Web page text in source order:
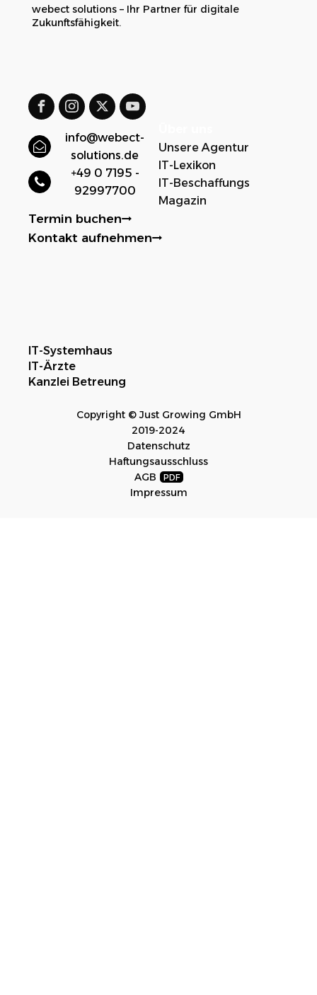
webect solutions – Ihr Partner für digitale
Zukunftsfähigkeit.
info@webect-
solutions.de
+49 0 7195 -
92997700
Unsere Agentur
IT-Lexikon
IT-Beschaffungs
Magazin
Termin buchen
Kontakt aufnehmen
IT-Systemhaus
IT-Ärzte
Kanzlei Betreung
Copyright © Just Growing GmbH
2019-2024
Datenschutz
Haftungsausschluss
AGB
Impressum